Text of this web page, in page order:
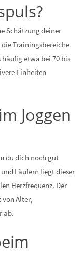
Schätzung deiner
Trainingsbereiche
etwa bei 70 bis
Einheiten
Joggen
du dich noch gut
Läufern liegt dieser
Herzfrequenz. Der
Alter,
ab.